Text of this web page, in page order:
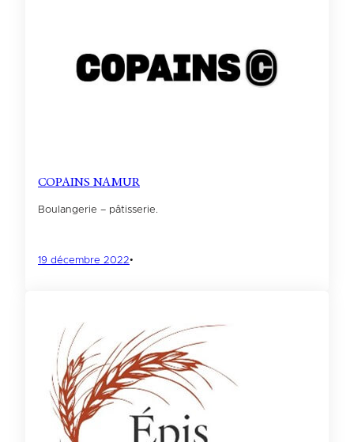
COPAINS NAMUR
Boulangerie – pâtisserie.
19 décembre 2022•